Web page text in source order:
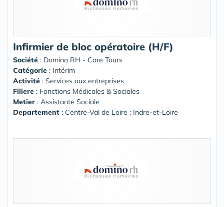
Infirmier de bloc opératoire (H/F)
Société : Domino RH - Care Tours
Catégorie : Intérim
Activité : Services aux entreprises
Filiere : Fonctions Médicales & Sociales
Metier : Assistante Sociale
Departement : Centre-Val de Loire : Indre-et-Loire